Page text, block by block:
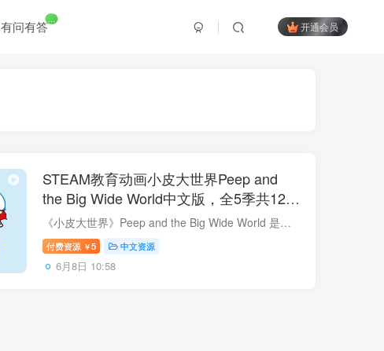
有问有答 开通会员
STEAM教育动画小皮大世界Peep and
the Big Wide World中文版，全5季共120
集，百度网盘下载！
《小皮大世界》Peep and the Big Wide World 是针对2-6岁儿童培养科学探索精神及好奇心而专门制作的STEAM教育动画。 池塘里、废弃的罐头盒和树丛中住着一只自以为是的蓝色小鸭-胖克、一只心地善...
付费资源 ￥5 中文资源
6月8日 10:58